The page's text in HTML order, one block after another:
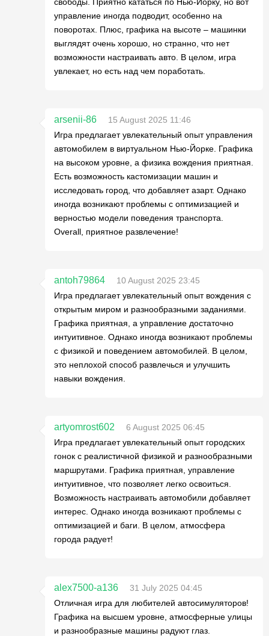
управление иногда подводит, особенно на
поворотах. Плюс, графика на высоте – машинки
выглядят очень хорошо, но странно, что нет
возможности настраивать авто. В целом, игра
увлекает, но есть над чем поработать.
arsenii-86
15 August 2025 11:46
Игра предлагает увлекательный опыт управления
автомобилем в виртуальном Нью-Йорке. Графика
на высоком уровне, а физика вождения приятная.
Есть возможность кастомизации машин и
исследовать город, что добавляет азарт. Однако
иногда возникают проблемы с оптимизацией и
верностью модели поведения транспорта.
Overall, приятное развлечение!
antoh79864
10 August 2025 23:45
Игра предлагает увлекательный опыт вождения с
открытым миром и разнообразными заданиями.
Графика приятная, а управление достаточно
интуитивное. Однако иногда возникают проблемы
с физикой и поведением автомобилей. В целом,
это неплохой способ развлечься и улучшить
навыки вождения.
artyomrost602
6 August 2025 06:45
Игра предлагает увлекательный опыт городских
гонок с реалистичной физикой и разнообразными
маршрутами. Графика приятная, управление
интуитивное, что позволяет легко освоиться.
Возможность настраивать автомобили добавляет
интерес. Однако иногда возникают проблемы с
оптимизацией и баги. В целом, атмосфера
города радует!
alex7500-a136
31 July 2025 04:45
Отличная игра для любителей автосимуляторов!
Графика на высшем уровне, атмосферные улицы
и разнообразные машины радуют глаз.